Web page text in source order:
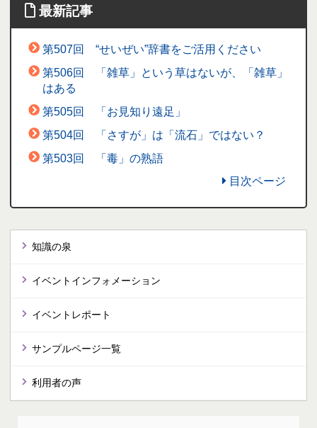
最新記事
第507回 “せいぜい”辞書をご活用ください
第506回 「雑草」という草はないが、「雑草」
はある
第505回 「お見知り遠足」
第504回 「さすが」は「流石」ではない？
第503回 「毒」の熟語
目次ページ
知識の泉
イベントインフォメーション
イベントレポート
サンプルページ一覧
利用者の声